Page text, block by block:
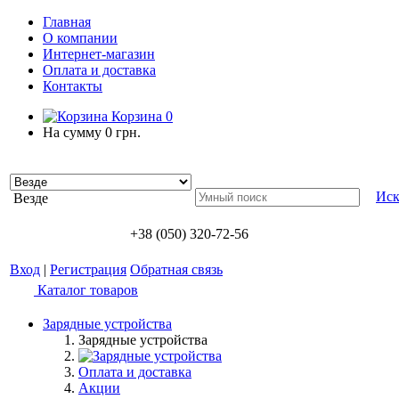
Главная
О компании
Интернет-магазин
Оплата и доставка
Контакты
Корзина 0
На сумму 0 грн.
Везде
+38 (050) 320-72-56
Вход | Регистрация Обратная связь
Каталог товаров
Зарядные устройства
Зарядные устройства
Оплата и доставка
Акции